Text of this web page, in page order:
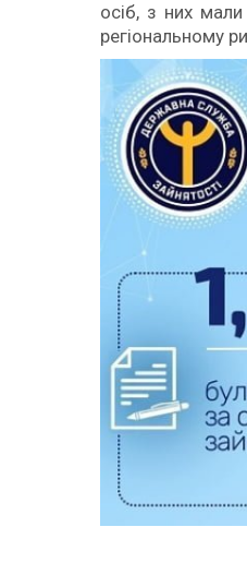
осіб, з них
регіональному